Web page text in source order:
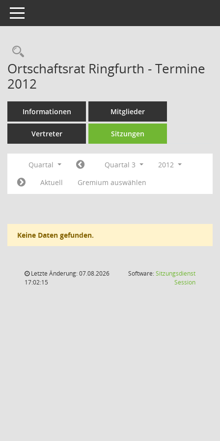
Toggle navigation
Rechercheauswahl
Ortschaftsrat Ringfurth - Termine
2012
Informationen Mitglieder
Vertreter Sitzungen
Quartal Quartal 3
2012
Aktuell
Gremium auswählen
Keine Daten gefunden.
Letzte Änderung: 07.08.2026
17:02:15
Software:Sitzungsdienst
Session(Wird in